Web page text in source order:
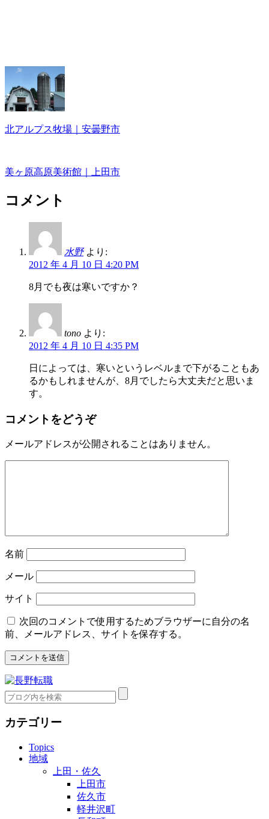
北アルプス牧場｜安曇野市
美ヶ原高原美術館｜上田市
コメント
水野 より:
2012 年 4 月 10 日 4:20 PM
8月でも夜は寒いですか？
tono より:
2012 年 4 月 10 日 4:35 PM
日によっては、寒いというレベルまで下がることもあ
るかもしれませんが、8月でしたら大丈夫だと思いま
す。
コメントをどうぞ
メールアドレスが公開されることはありません。
名前
メール
サイト
次回のコメントで使用するためブラウザーに自分の名
前、メールアドレス、サイトを保存する。
カテゴリー
Topics
地域
上田・佐久
上田市
佐久市
軽井沢町